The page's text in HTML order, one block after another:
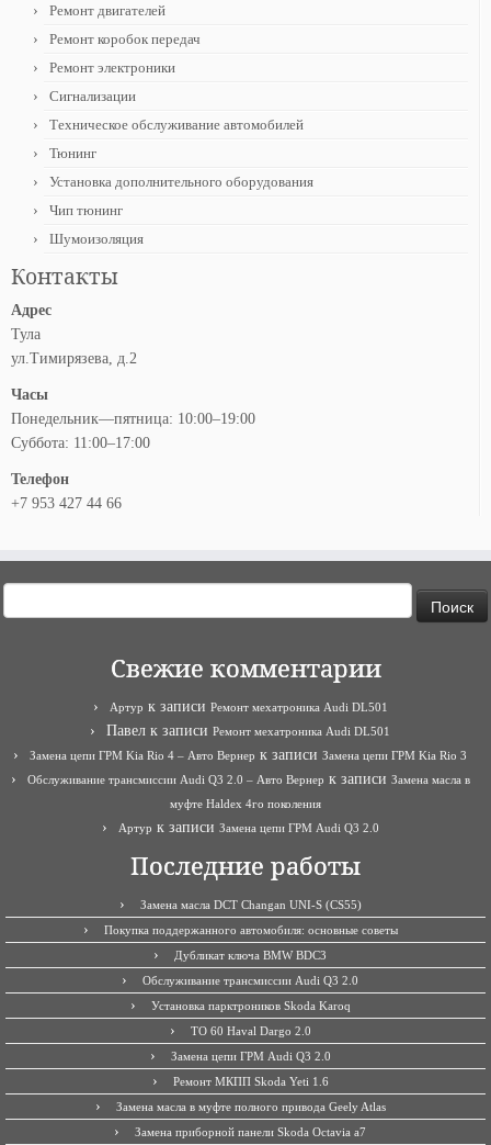
Ремонт двигателей
Ремонт коробок передач
Ремонт электроники
Сигнализации
Техническое обслуживание автомобилей
Тюнинг
Установка дополнительного оборудования
Чип тюнинг
Шумоизоляция
Контакты
Адрес
Тула
ул.Тимирязева, д.2
Часы
Понедельник—пятница: 10:00–19:00
Суббота: 11:00–17:00
Телефон
+7 953 427 44 66
Свежие комментарии
Артур к записи Ремонт мехатроника Audi DL501
Павел к записи Ремонт мехатроника Audi DL501
Замена цепи ГРМ Kia Rio 4 – Авто Вернер к записи Замена цепи ГРМ Kia Rio 3
Обслуживание трансмиссии Audi Q3 2.0 – Авто Вернер к записи Замена масла в
муфте Haldex 4го поколения
Артур к записи Замена цепи ГРМ Audi Q3 2.0
Последние работы
Замена масла DCT Changan UNI-S (CS55)
Покупка поддержанного автомобиля: основные советы
Дубликат ключа BMW BDC3
Обслуживание трансмиссии Audi Q3 2.0
Установка парктроников Skoda Karoq
ТО 60 Haval Dargo 2.0
Замена цепи ГРМ Audi Q3 2.0
Ремонт МКПП Skoda Yeti 1.6
Замена масла в муфте полного привода Geely Atlas
Замена приборной панели Skoda Octavia a7